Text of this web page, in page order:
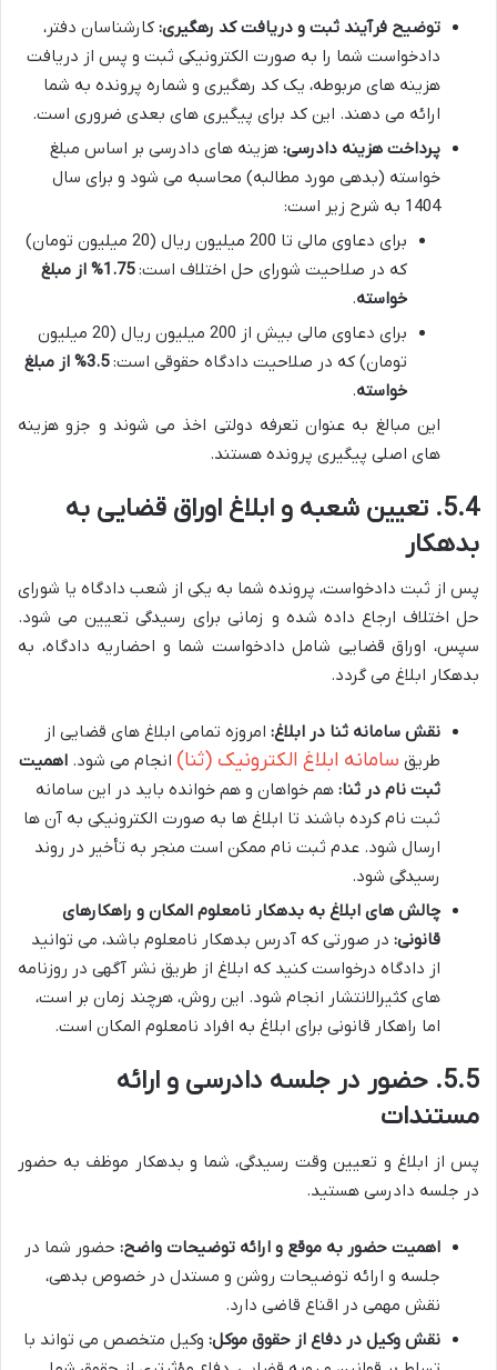
توضیح فرآیند ثبت و دریافت کد رهگیری: کارشناسان دفتر،
دادخواست شما را به صورت الکترونیکی ثبت و پس از دریافت
هزینه های مربوطه، یک کد رهگیری و شماره پرونده به شما
ارائه می دهند. این کد برای پیگیری های بعدی ضروری است.
پرداخت هزینه دادرسی: هزینه های دادرسی بر اساس مبلغ
خواسته (بدهی مورد مطالبه) محاسبه می شود و برای سال
1404 به شرح زیر است:
برای دعاوی مالی تا 200 میلیون ریال (20 میلیون تومان)
که در صلاحیت شورای حل اختلاف است:
1.75% از مبلغ
خواسته.
برای دعاوی مالی بیش از 200 میلیون ریال (20 میلیون
تومان) که در صلاحیت دادگاه حقوقی است:
3.5% از مبلغ
خواسته.
این مبالغ به عنوان تعرفه دولتی اخذ می شوند و جزو هزینه
های اصلی پیگیری پرونده هستند.
5.4. تعیین شعبه و ابلاغ اوراق قضایی به
بدهکار
پس از ثبت دادخواست، پرونده شما به یکی از شعب دادگاه یا شورای
حل اختلاف ارجاع داده شده و زمانی برای رسیدگی تعیین می شود.
سپس، اوراق قضایی شامل دادخواست شما و احضاریه دادگاه، به
بدهکار ابلاغ می گردد.
نقش سامانه ثنا در ابلاغ: امروزه تمامی ابلاغ های قضایی از
طریق سامانه ابلاغ الکترونیک (ثنا) انجام می شود. اهمیت
ثبت نام در ثنا: هم خواهان و هم خوانده باید در این سامانه
ثبت نام کرده باشند تا ابلاغ ها به صورت الکترونیکی به آن ها
ارسال شود. عدم ثبت نام ممکن است منجر به تأخیر در روند
رسیدگی شود.
چالش های ابلاغ به بدهکار نامعلوم المکان و راهکارهای
قانونی: در صورتی که آدرس بدهکار نامعلوم باشد، می توانید
از دادگاه درخواست کنید که ابلاغ از طریق نشر آگهی در روزنامه
های کثیرالانتشار انجام شود. این روش، هرچند زمان بر است،
اما راهکار قانونی برای ابلاغ به افراد نامعلوم المکان است.
5.5. حضور در جلسه دادرسی و ارائه
مستندات
پس از ابلاغ و تعیین وقت رسیدگی، شما و بدهکار موظف به حضور
در جلسه دادرسی هستید.
اهمیت حضور به موقع و ارائه توضیحات واضح: حضور شما در
جلسه و ارائه توضیحات روشن و مستدل در خصوص بدهی،
نقش مهمی در اقناع قاضی دارد.
نقش وکیل در دفاع از حقوق موکل: وکیل متخصص می تواند با